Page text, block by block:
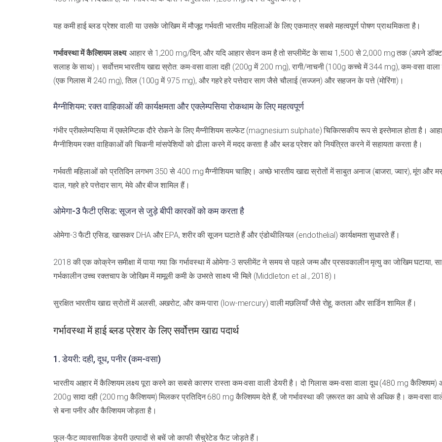
यह कमी हाई ब्लड प्रेशर वाली या उसके जोखिम में मौजूद गर्भवती भारतीय महिलाओं के लिए एकमात्र सबसे महत्वपूर्ण पोषण प्राथमिकता है।
गर्भावस्था में कैल्शियम लक्ष्य: आहार से 1,200 mg/दिन, और यदि आहार सेवन कम है तो सप्लीमेंट के साथ 1,500 से 2,000 mg तक (अपने
सलाह के साथ)। सर्वोत्तम भारतीय खाद्य स्रोत: कम-वसा वाला दही (200g में 200 mg), रागी/नाचनी (100g कच्चे में 344 mg), कम-वसा
(एक गिलास में 240 mg), तिल (100g में 975 mg), और गहरे हरे पत्तेदार साग जैसे चौलाई (सज्जन) और सहजन के पत्ते (मोरिंगा)।
मैग्नीशियम: रक्त वाहिकाओं की कार्यक्षमता और एक्लेम्पसिया रोकथाम के लिए महत्वपूर्ण
गंभीर प्रीक्लेम्पसिया में एक्लेम्प्टिक दौरे रोकने के लिए मैग्नीशियम सल्फेट (magnesium sulphate) चिकित्सकीय रूप से इस्तेमाल होता है।
मैग्नीशियम रक्त वाहिकाओं की चिकनी मांसपेशियों को ढीला करने में मदद करता है और ब्लड प्रेशर को नियंत्रित करने में सहायता करता है।
गर्भवती महिलाओं को प्रतिदिन लगभग 350 से 400 mg मैग्नीशियम चाहिए। अच्छे भारतीय खाद्य स्रोतों में साबुत अनाज (बाजरा, ज्वार), मूंग और
दाल, गहरे हरे पत्तेदार साग, मेवे और बीज शामिल हैं।
ओमेगा-3 फैटी एसिड: सूजन से जुड़े बीपी कारकों को कम करता है
ओमेगा-3 फैटी एसिड, खासकर DHA और EPA, शरीर की सूजन घटाते हैं और एंडोथीलियल (endothelial) कार्यक्षमता सुधारते हैं।
2018 की एक कोक्रेन समीक्षा में पाया गया कि गर्भावस्था में ओमेगा-3 सप्लीमेंट ने समय से पहले जन्म और प्रसवकालीन मृत्यु का जोखिम घटाया,
गर्भकालीन उच्च रक्तचाप के जोखिम में मामूली कमी के उभरते साक्ष्य भी मिले (Middleton et al., 2018)।
सुरक्षित भारतीय खाद्य स्रोतों में अलसी, अखरोट, और कम-पारा (low-mercury) वाली मछलियाँ जैसे रोहू, कतला और सार्डिन शामिल हैं।
गर्भावस्था में हाई ब्लड प्रेशर के लिए सर्वोत्तम खाद्य पदार्थ
1. डेयरी: दही, दूध, पनीर (कम-वसा)
भारतीय आहार में कैल्शियम लक्ष्य पूरा करने का सबसे कारगर रास्ता कम-वसा वाली डेयरी है। दो गिलास कम-वसा वाला दूध (480 mg कैल्शियम)
200g सादा दही (200 mg कैल्शियम) मिलकर प्रतिदिन 680 mg कैल्शियम देते हैं, जो गर्भावस्था की ज़रूरत का आधे से अधिक है। कम-वसा
से बना पनीर और कैल्शियम जोड़ता है।
फुल-फैट व्यावसायिक डेयरी उत्पादों से बचें जो काफी सैचुरेटेड फैट जोड़ते हैं।